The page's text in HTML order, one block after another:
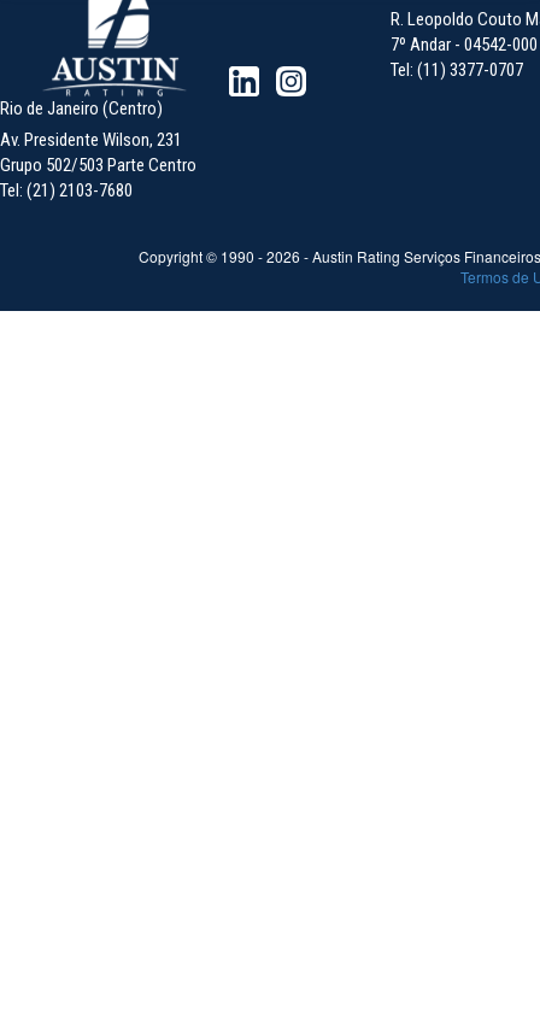
R. Leopoldo Couto
7º Andar - 04542-
Tel: (11) 3377-0707
Rio de Janeiro (Centro)
Av. Presidente Wilson, 231
Grupo 502/503 Parte Centro
Tel: (21) 2103-7680
Copyright © 1990 -2026 - Austin Rating Serviços
Termos de